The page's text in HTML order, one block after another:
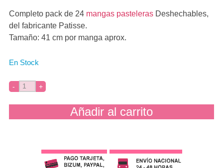
Completo pack de 24 mangas pastelerasDeshechables,
del fabricante Patisse.
Tamaño: 41 cm por manga aprox.
En Stock
Añadir al carrito